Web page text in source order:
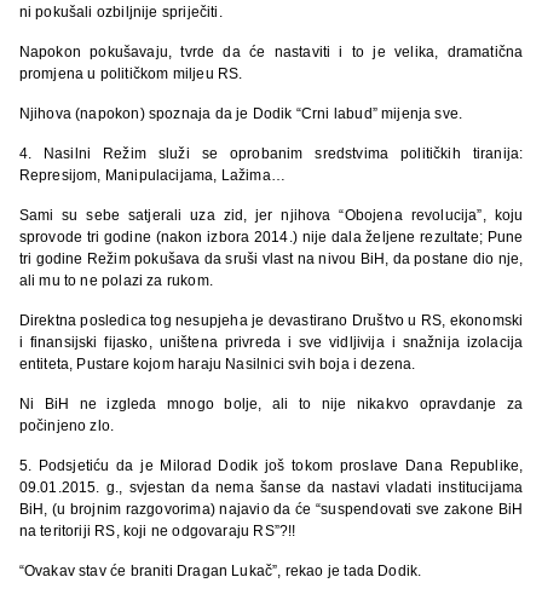
ni pokušali ozbiljnije spriječiti.
Napokon pokušavaju, tvrde da će nastaviti i to je velika, dramatična
promjena u političkom miljeu RS.
Njihova (napokon) spoznaja da je Dodik “Crni labud” mijenja sve.
4. Nasilni Režim služi se oprobanim sredstvima političkih tiranija:
Represijom, Manipulacijama, Lažima…
Sami su sebe satjerali uza zid, jer njihova “Obojena revolucija”, koju
sprovode tri godine (nakon izbora 2014.) nije dala željene rezultate; Pune
tri godine Režim pokušava da sruši vlast na nivou BiH, da postane dio nje,
ali mu to ne polazi za rukom.
Direktna posledica tog nesupjeha je devastirano Društvo u RS, ekonomski
i finansijski fijasko, uništena privreda i sve vidljivija i snažnija izolacija
entiteta, Pustare kojom haraju Nasilnici svih boja i dezena.
Ni BiH ne izgleda mnogo bolje, ali to nije nikakvo opravdanje za
počinjeno zlo.
5. Podsjetiću da je Milorad Dodik još tokom proslave Dana Republike,
09.01.2015. g., svjestan da nema šanse da nastavi vladati institucijama
BiH, (u brojnim razgovorima) najavio da će “suspendovati sve zakone BiH
na teritoriji RS, koji ne odgovaraju RS”?!!
“Ovakav stav će braniti Dragan Lukač”, rekao je tada Dodik.